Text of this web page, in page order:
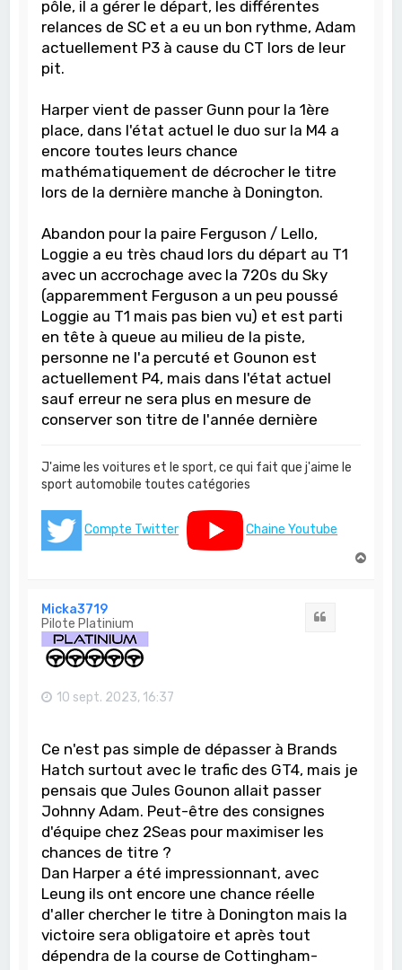
pôle, il a gérer le départ, les différentes
relances de SC et a eu un bon rythme, Adam
actuellement P3 à cause du CT lors de leur
pit.
Harper vient de passer Gunn pour la 1ère
place, dans l'état actuel le duo sur la M4 a
encore toutes leurs chance
mathématiquement de décrocher le titre
lors de la dernière manche à Donington.
Abandon pour la paire Ferguson / Lello,
Loggie a eu très chaud lors du départ au T1
avec un accrochage avec la 720s du Sky
(apparemment Ferguson a un peu poussé
Loggie au T1 mais pas bien vu) et est parti
en tête à queue au milieu de la piste,
personne ne l'a percuté et Gounon est
actuellement P4, mais dans l'état actuel
sauf erreur ne sera plus en mesure de
conserver son titre de l'année dernière
J'aime les voitures et le sport, ce qui fait que j'aime le
sport automobile toutes catégories
Compte Twitter
Chaine Youtube
Micka3719
Pilote Platinium
10 sept. 2023, 16:37
Ce n'est pas simple de dépasser à Brands
Hatch surtout avec le trafic des GT4, mais je
pensais que Jules Gounon allait passer
Johnny Adam. Peut-être des consignes
d'équipe chez 2Seas pour maximiser les
chances de titre ?
Dan Harper a été impressionnant, avec
Leung ils ont encore une chance réelle
d'aller chercher le titre à Donington mais la
victoire sera obligatoire et après tout
dépendra de la course de Cottingham-